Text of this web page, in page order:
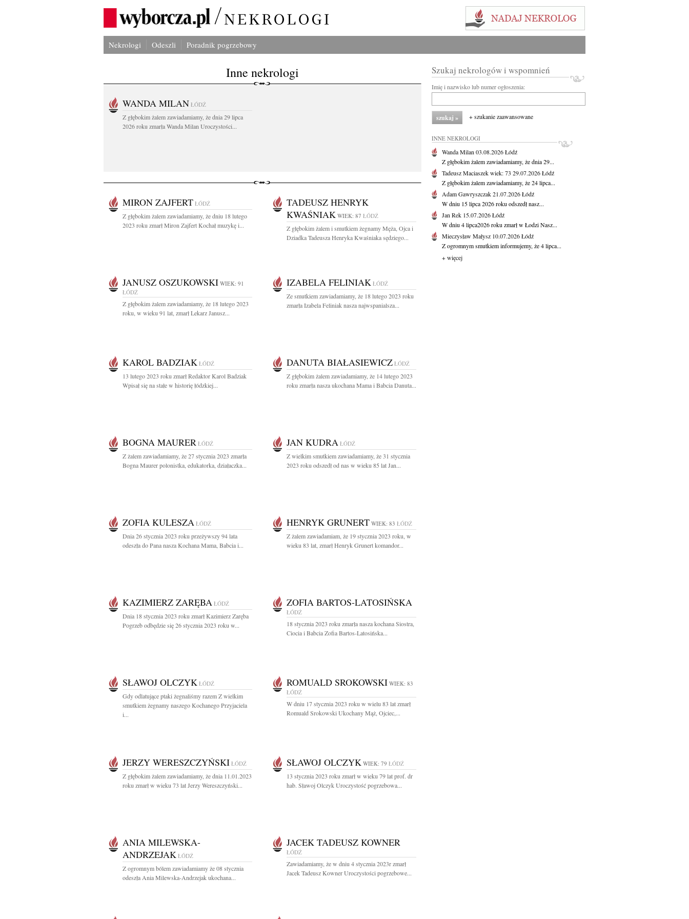
Nekrologi Odeszli Poradnik pogrzebowy
Inne nekrologi
WANDA MILAN ŁÓDŹ
Z głębokim żalem zawiadamiamy, że dnia 29 lipca
2026 roku zmarła Wanda Milan Uroczystości...
MIRON ZAJFERT ŁÓDŹ
Z głębokim żalem zawiadamiamy, że dniu 18 lutego
2023 roku zmarł Miron Zajfert Kochał muzykę i...
TADEUSZ HENRYK
KWAŚNIAK WIEK: 87 ŁÓDŹ
Z głębokim żalem i smutkiem żegnamy Męża, Ojca i
Dziadka Tadeusza Henryka Kwaśniaka sędziego...
JANUSZ OSZUKOWSKI WIEK: 91
ŁÓDŹ
Z głębokim żalem zawiadamiamy, że 18 lutego 2023
roku, w wieku 91 lat, zmarł Lekarz Janusz...
IZABELA FELINIAK ŁÓDŹ
Ze smutkiem zawiadamiamy, że 18 lutego 2023 roku
zmarła Izabela Feliniak nasza najwspanialsza...
KAROL BADZIAK ŁÓDŹ
13 lutego 2023 roku zmarł Redaktor Karol Badziak
Wpisał się na stałe w historię łódzkiej...
DANUTA BIAŁASIEWICZ ŁÓDŹ
Z głębokim żalem zawiadamiamy, że 14 lutego 2023
roku zmarła nasza ukochana Mama i Babcia Danuta...
BOGNA MAURER ŁÓDŹ
Z żalem zawiadamiamy, że 27 stycznia 2023 zmarła
Bogna Maurer polonistka, edukatorka, działaczka...
JAN KUDRA ŁÓDŹ
Z wielkim smutkiem zawiadamiamy, że 31 stycznia
2023 roku odszedł od nas w wieku 85 lat Jan...
ZOFIA KULESZA ŁÓDŹ
Dnia 26 stycznia 2023 roku przeżywszy 94 lata
odeszła do Pana nasza Kochana Mama, Babcia i...
HENRYK GRUNERT WIEK: 83 ŁÓDŹ
Z żalem zawiadamiam, że 19 stycznia 2023 roku, w
wieku 83 lat, zmarł Henryk Grunert komandor...
KAZIMIERZ ZARĘBA ŁÓDŹ
Dnia 18 stycznia 2023 roku zmarł Kazimierz Zaręba
Pogrzeb odbędzie się 26 stycznia 2023 roku w...
ZOFIA BARTOS-LATOSIŃSKA
ŁÓDŹ
18 stycznia 2023 roku zmarła nasza kochana Siostra,
Ciocia i Babcia Zofia Bartos-Latosińska...
SŁAWOJ OLCZYK ŁÓDŹ
Gdy odlatujące ptaki żegnaliśmy razem Z wielkim
smutkiem żegnamy naszego Kochanego Przyjaciela
i...
ROMUALD SROKOWSKI WIEK: 83
ŁÓDŹ
W dniu 17 stycznia 2023 roku w wielu 83 lat zmarł
Romuald Srokowski Ukochany Mąż, Ojciec,...
JERZY WERESZCZYŃSKI ŁÓDŹ
Z głębokim żalem zawiadamiamy, że dnia 11.01.2023
roku zmarł w wieku 73 lat Jerzy Wereszczyński...
SŁAWOJ OLCZYK WIEK: 79 ŁÓDŹ
13 stycznia 2023 roku zmarł w wieku 79 lat prof. dr
hab. Sławoj Olczyk Uroczystość pogrzebowa...
ANIA MILEWSKA-
ANDRZEJAK ŁÓDŹ
Z ogromnym bólem zawiadamiamy że 08 stycznia
odeszła Ania Milewska-Andrzejak ukochana...
JACEK TADEUSZ KOWNER
ŁÓDŹ
Zawiadamiamy, że w dniu 4 stycznia 2023r zmarł
Jacek Tadeusz Kowner Uroczystości pogrzebowe...
Szukaj nekrologów i wspomnień
Imię i nazwisko lub numer ogłoszenia:
+ szukanie zaawansowane
INNE NEKROLOGI
Wanda Milan 03.08.2026Łódź
Z głębokim żalem zawiadamiamy, że dnia 29...
Tadeusz Maciaszekwiek: 73 29.07.2026Łódź
Z głębokim żalem zawiadamiamy, że 24 lipca...
Adam Gawryszczak21.07.2026Łódź
W dniu 15 lipca 2026 roku odszedł nasz...
Jan Rek 15.07.2026Łódź
W dniu 4 lipca2026 roku zmarł w Łodzi Nasz...
Mieczysław Małysz 10.07.2026Łódź
Z ogromnym smutkiem informujemy, że 4 lipca...
+ więcej